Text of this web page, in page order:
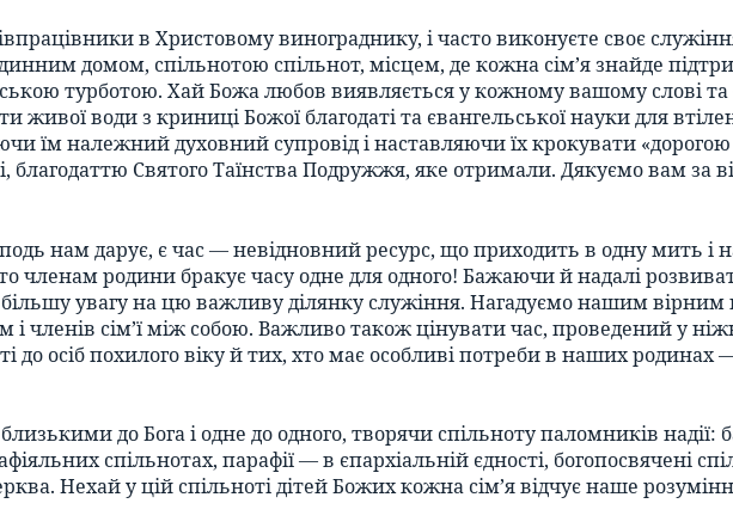
в Христовому винограднику, і часто виконуєте своє
домом, спільнотою спільнот, місцем, де кожна сім’я знайде
турботою. Хай Божа любов виявляється у кожному вашому слові та
води з криниці Божої благодаті та євангельської науки для
їм належний духовний супровід і наставляючи їх крокувати «дорогою
Святого Таїнства Подружжя, яке отримали. Дякуємо вам за
нам дарує, є час — невідновний ресурс, що приходить в одну мить і
членам родини бракує часу одне для одного! Бажаючи й надалі
увагу на цю важливу ділянку служіння. Нагадуємо нашим вірним
і членів сім’ї між собою. Важливо також цінувати час, проведений у
до осіб похилого віку й тих, хто має особливі потреби в наших
до Бога і одне до одного, творячи спільноту паломників
спільнотах, парафії — в єпархіальній єдності, богопосвячені
Нехай у цій спільноті дітей Божих кожна сім’я відчує наше